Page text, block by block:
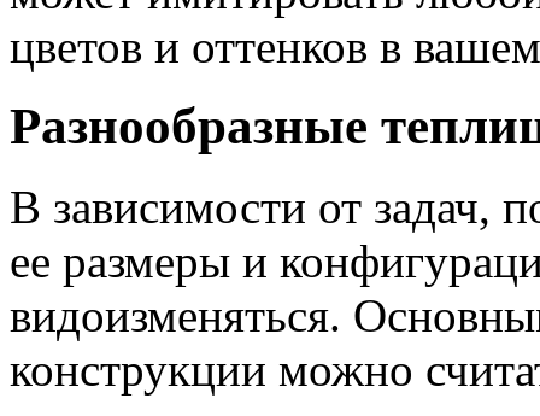
цветов и оттенков в
Разнообразные
В зависимости от задач,
ее размеры и
видоизменяться.
конструкции можно